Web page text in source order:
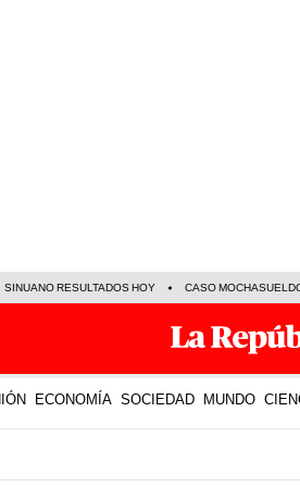
SINUANO RESULTADOS HOY CASO
ECONOMÍA SOCIEDAD MUNDO